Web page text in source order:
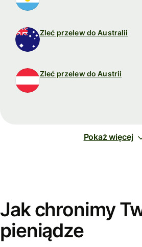
Zleć przelew do Australii
Zleć przelew do Austrii
Pokaż więcej
Jak chronimy
pieniądze